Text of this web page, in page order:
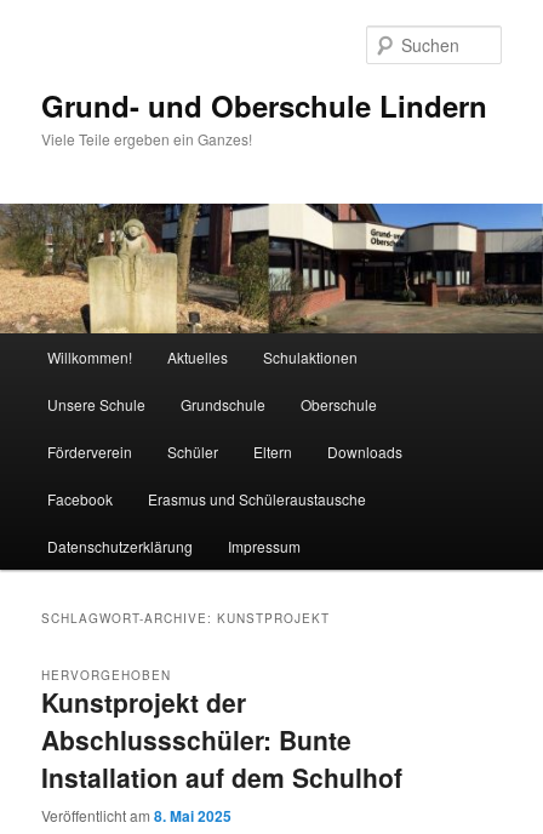
Grund- und Oberschule Lindern
Viele Teile ergeben ein Ganzes!
Willkommen! Aktuelles Schulaktionen
Unsere Schule Grundschule Oberschule
Förderverein Schüler Eltern Downloads
Facebook Erasmus und Schüleraustausche
Datenschutzerklärung Impressum
SCHLAGWORT-ARCHIVE:KUNSTPROJEKT
Kunstprojekt der
Abschlussschüler: Bunte
Installation auf dem Schulhof
HERVORGEHOBEN
Veröffentlicht am8. Mai 2025